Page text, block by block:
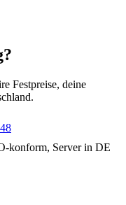
Festpreise, deine
konform, Server in DE